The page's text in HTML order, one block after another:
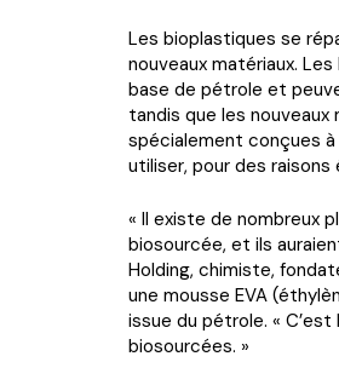
Les bioplastiques se
nouveaux matériaux.
base de pétrole et
tandis que les
spécialement conçues
utiliser, pour des raisons
« Il existe de nombreux
biosourcée, et ils
Holding, chimiste,
une mousse EVA
issue du pétrole. «
biosourcées. »